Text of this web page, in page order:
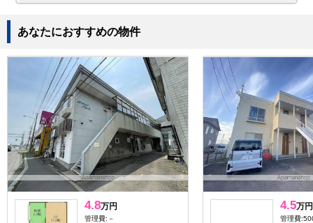
あなたにおすすめの物件
4.8万円
管理費:－
4.5万円
管理費